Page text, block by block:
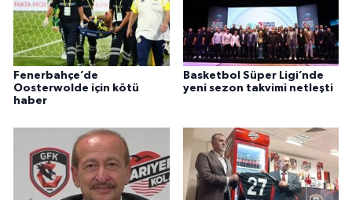
Fenerbahçe’de
Oosterwolde için kötü
haber
Basketbol Süper Ligi’nde
yeni sezon takvimi netleşti